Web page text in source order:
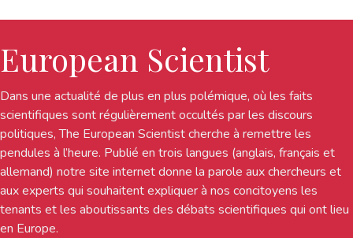
European Scientist
Dans une actualité de plus en plus polémique, où les faits
scientifiques sont régulièrement occultés par les discours
politiques, The European Scientist cherche à remettre les
pendules à l’heure. Publié en trois langues (anglais, français et
allemand) notre site internet donne la parole aux chercheurs et
aux experts qui souhaitent expliquer à nos concitoyens les
tenants et les aboutissants des débats scientifiques qui ont lieu
en Europe.